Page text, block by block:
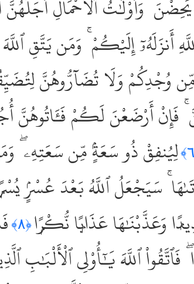
وَأُوْلَٰتُ ٱلْأَحْمَالِ
أَنزَلَهُۥٓ إِلَيْكُمْ ۚ وَمَن يَتَّقِ
وَلَا تُضَآرُّوهُنَّ
أَرْضَعْنَ لَكُمْ فَـَٔاتُوهُنَّ
لِيُنفِقْ ذُو سَعَةٍۢ مِّن سَعَتِهِۦ
سَيَجْعَلُ ٱللَّهُ بَعْدَ عُسْرٍۢ
وَعَذَّبْنَٰهَا عَذَابًۭا نُّكْرًۭا﴿٨﴾
ٱللَّهَ يَٰٓأُوْلِى ٱلْأَلْبَٰبِ